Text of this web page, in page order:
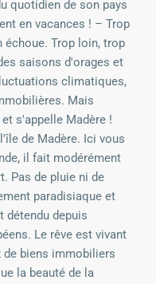
quotidien de son pays
en vacances ! – Trop
échoue. Trop loin, trop
saisons d'orages et
climatiques,
Mais
s'appelle Madère !
de Madère. Ici vous
il fait modérément
Pas de pluie ni de
paradisiaque et
détendu depuis
Le rêve est vivant
de biens immobiliers
la beauté de la